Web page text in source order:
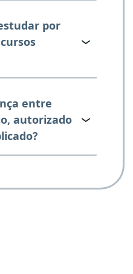
por
entre
autorizado